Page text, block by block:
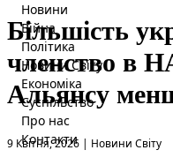
Новини
Війна
Політика
Новини Світу
Економіка
Суспільство
Про нас
Контакти
Більшість
членство в
Альянсу
9 Квітня, 2026 |
Опубліковано вНовини Світу